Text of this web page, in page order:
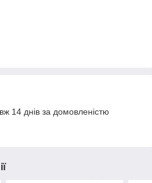
14 днів за домовленістю